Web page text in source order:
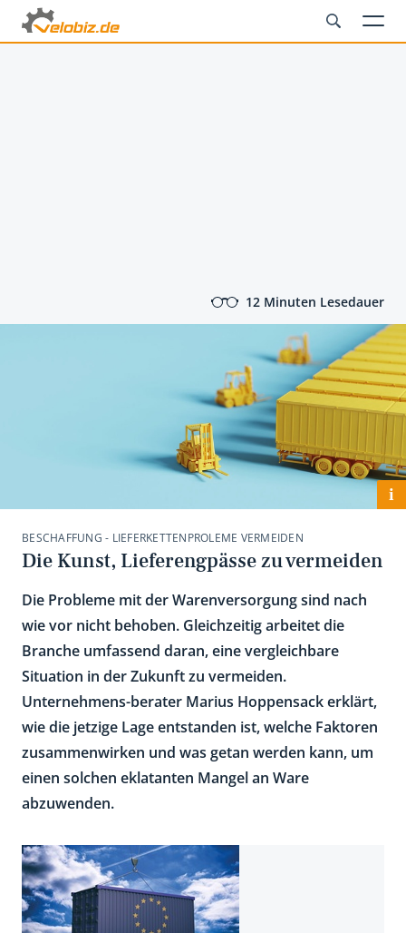
12 Minuten Lesedauer
i
BESCHAFFUNG - LIEFERKETTENPROLEME VERMEIDEN
Die Kunst, Lieferengpässe zu vermeiden
Die Probleme mit der Warenversorgung sind nach
wie vor nicht behoben. Gleichzeitig arbeitet die
Branche umfassend daran, eine vergleichbare
Situation in der Zukunft zu vermeiden.
Unternehmens-berater Marius Hoppensack erklärt,
wie die jetzige Lage entstanden ist, welche Faktoren
zusammenwirken und was getan werden kann, um
einen solchen eklatanten Mangel an Ware
abzuwenden.